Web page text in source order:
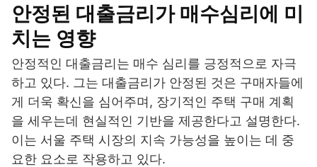
안정된 대출금리가 매수심리에 미
치는 영향
안정적인 대출금리는 매수 심리를 긍정적으로 자극
하고 있다. 그는 대출금리가 안정된 것은 구매자들에
게 더욱 확신을 심어주며, 장기적인 주택 구매 계획
을 세우는데 현실적인 기반을 제공한다고 설명한다.
이는 서울 주택 시장의 지속 가능성을 높이는 데 중
요한 요소로 작용하고 있다.